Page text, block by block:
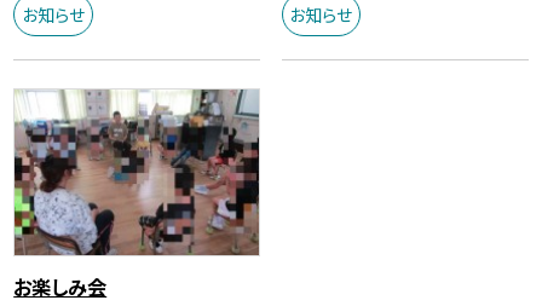
お知らせ
お知らせ
お楽しみ会